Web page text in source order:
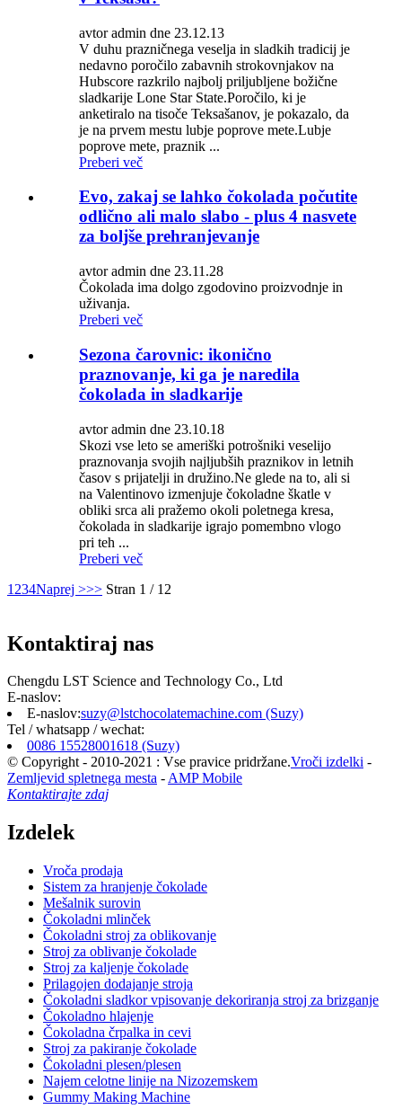
avtor admin dne 23.12.13
V duhu prazničnega veselja in sladkih tradicij je
nedavno poročilo zabavnih strokovnjakov na
Hubscore razkrilo najbolj priljubljene božične
sladkarije Lone Star State.Poročilo, ki je
anketiralo na tisoče Teksašanov, je pokazalo, da
je na prvem mestu lubje poprove mete.Lubje
poprove mete, praznik ...
Preberi več
Evo, zakaj se lahko čokolada počutite
odlično ali malo slabo - plus 4 nasvete
za boljše prehranjevanje
avtor admin dne 23.11.28
Čokolada ima dolgo zgodovino proizvodnje in
uživanja.
Preberi več
Sezona čarovnic: ikonično
praznovanje, ki ga je naredila
čokolada in sladkarije
avtor admin dne 23.10.18
Skozi vse leto se ameriški potrošniki veselijo
praznovanja svojih najljubših praznikov in letnih
časov s prijatelji in družino.Ne glede na to, ali si
na Valentinovo izmenjuje čokoladne škatle v
obliki srca ali pražemo okoli poletnega kresa,
čokolada in sladkarije igrajo pomembno vlogo
pri teh ...
Preberi več
1 234Naprej >>> Stran 1 / 12
Kontaktiraj nas
Chengdu LST Science and Technology Co., Ltd
E-naslov:
E-naslov:suzy@lstchocolatemachine.com (Suzy)
Tel / whatsapp / wechat:
0086 15528001618 (Suzy)
© Copyright - 2010-2021 : Vse pravice pridržane.Vroči izdelki -
Zemljevid spletnega mesta -AMP Mobile
Kontaktirajte zdaj
Izdelek
Vroča prodaja
Sistem za hranjenje čokolade
Mešalnik surovin
Čokoladni mlinček
Čokoladni stroj za oblikovanje
Stroj za oblivanje čokolade
Stroj za kaljenje čokolade
Prilagojen dodajanje stroja
Čokoladni sladkor vpisovanje dekoriranja stroj za brizganje
Čokoladno hlajenje
Čokoladna črpalka in cevi
Stroj za pakiranje čokolade
Čokoladni plesen/plesen
Najem celotne linije na Nizozemskem
Gummy Making Machine